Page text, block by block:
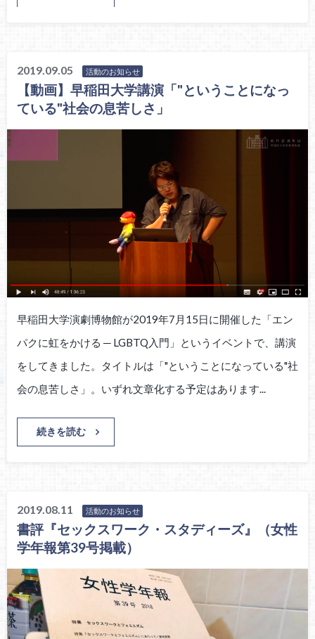
2019.09.05 活動のお知らせ
【動画】早稲田大学講演「"ということになっ
ている"社会の息苦しさ」
早稲田大学演劇博物館が2019年7月15日に開催した「エン
パクに虹をかける ─ LGBTQ入門」というイベントで、講演
をしてきました。タイトルは「"ということになっている"社
会の息苦しさ」。いずれ文章化する予定はあります...
続きを読む
2019.08.11 活動のお知らせ
書評『セックスワーク・スタディーズ』（女性
学年報第39号掲載）